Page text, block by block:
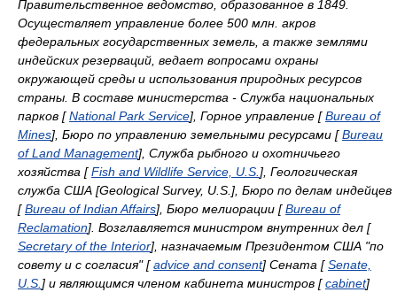
Правительственное ведомство, образованное в 1849.
Осуществляет управление более 500 млн. акров
федеральных государственных земель, а также землями
индейских резерваций, ведает вопросами охраны
окружающей среды и использования природных ресурсов
страны. В составе министерства - Служба национальных
парков [National Park Service], Горное управление [Bureau of
Mines], Бюро по управлению земельными ресурсами [Bureau
of Land Management], Служба рыбного и охотничьего
хозяйства [Fish and Wildlife Service, U.S. ], Геологическая
служба США [Geological Survey, U.S.], Бюро по делам индейцев
[Bureau of Indian Affairs], Бюро мелиорации [Bureau of
Reclamation]. Возглавляется министром внутренних дел [
Secretary of the Interior], назначаемым Президентом США "по
совету и с согласия" [advice and consent] Сената [Senate,
U.S. ] и являющимся членом кабинета министров [cabinet]